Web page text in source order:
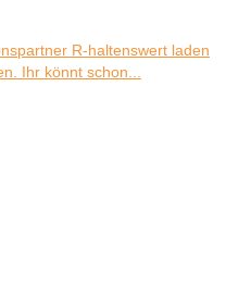
R-haltenswert laden
Ihr könnt schon...